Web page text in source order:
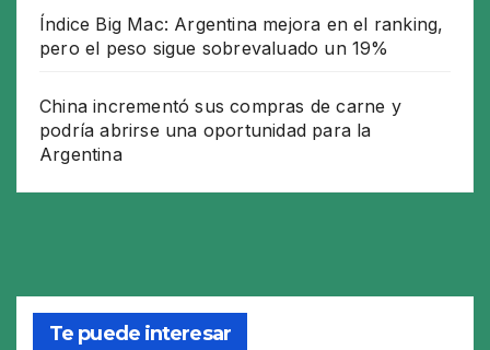
Índice Big Mac: Argentina mejora en el ranking,
pero el peso sigue sobrevaluado un 19%
China incrementó sus compras de carne y
podría abrirse una oportunidad para la
Argentina
Te puede interesar